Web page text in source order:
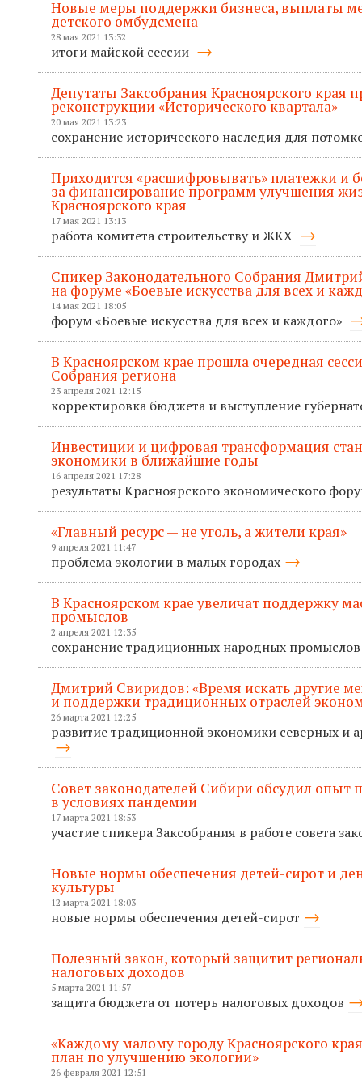
Новые меры поддержки бизнеса, выплаты
детского омбудсмена
28 мая 2021 13:32
итоги майской сессии
Депутаты Заксобрания Красноярского края
реконструкции «Исторического квартала»
20 мая 2021 13:23
сохранение исторического наследия для
Приходится «расшифровывать» платежки и
за финансирование программ улучшения
Красноярского края
17 мая 2021 13:13
работа комитета строительству и ЖКХ
Спикер Законодательного Собрания
на форуме «Боевые искусства для всех и
14 мая 2021 18:05
форум «Боевые искусства для всех и каждого»
В Красноярском крае прошла очередная
Собрания региона
23 апреля 2021 12:15
корректировка бюджета и выступление
Инвестиции и цифровая трансформация
экономики в ближайшие годы
16 апреля 2021 17:28
результаты Красноярского экономического
«Главный ресурс — не уголь, а жители края»
9 апреля 2021 11:47
проблема экологии в малых городах
В Красноярском крае увеличат поддержку
промыслов
2 апреля 2021 12:35
сохранение традиционных народных
Дмитрий Свиридов: «Время искать другие
и поддержки традиционных отраслей
26 марта 2021 12:25
развитие традиционной экономики северных и
Совет законодателей Сибири обсудил опыт
в условиях пандемии
17 марта 2021 18:53
участие спикера Заксобрания в работе совета
Новые нормы обеспечения детей-сирот и
культуры
12 марта 2021 18:03
новые нормы обеспечения детей-сирот
Полезный закон, который защитит
налоговых доходов
5 марта 2021 11:57
защита бюджета от потерь налоговых доходов
«Каждому малому городу Красноярского
план по улучшению экологии»
26 февраля 2021 12:51